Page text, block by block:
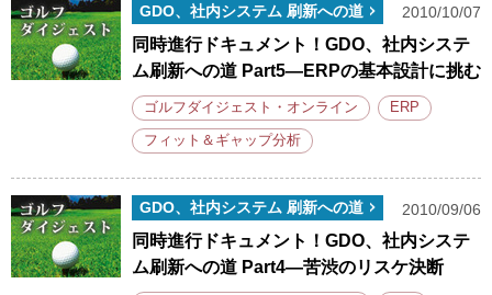
GDO、社内システム 刷新への道 2010/10/07
同時進行ドキュメント！GDO、社内システ
ム刷新への道 Part5—ERPの基本設計に挑む
ゴルフダイジェスト・オンライン ERP
フィット＆ギャップ分析
GDO、社内システム 刷新への道 2010/09/06
同時進行ドキュメント！GDO、社内システ
ム刷新への道 Part4—苦渋のリスケ決断